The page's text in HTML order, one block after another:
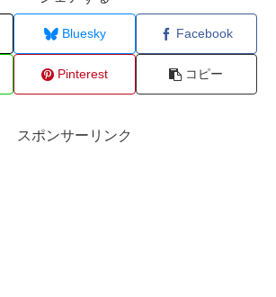
Bluesky Facebook
Pinterest コピー
スポンサーリンク